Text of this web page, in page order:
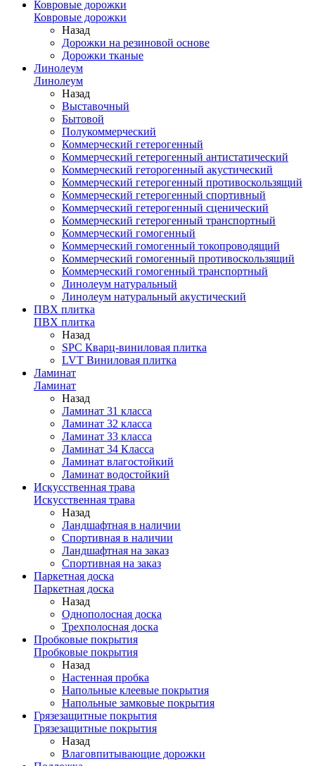
Ковровые дорожки
Ковровые дорожки
Назад
Дорожки на резиновой основе
Дорожки тканые
Линолеум
Линолеум
Назад
Выставочный
Бытовой
Полукоммерческий
Коммерческий гетерогенный
Коммерческий гетерогенный антистатический
Коммерческий геторогенный акустический
Коммерческий гетерогенный противоскользящий
Коммерческий гетерогенный спортивный
Коммерческий гетерогенный сценический
Коммерческий гетерогенный транспортный
Коммерческий гомогенный
Коммерческий гомогенный токопроводящий
Коммерческий гомогенный противоскользящий
Коммерческий гомогенный транспортный
Линолеум натуральный
Линолеум натуральный акустический
ПВХ плитка
ПВХ плитка
Назад
SPC Кварц-виниловая плитка
LVT Виниловая плитка
Ламинат
Ламинат
Назад
Ламинат 31 класса
Ламинат 32 класса
Ламинат 33 класса
Ламинат 34 Класса
Ламинат влагостойкий
Ламинат водостойкий
Искусственная трава
Искусственная трава
Назад
Ландшафтная в наличии
Спортивная в наличии
Ландшафтная на заказ
Спортивная на заказ
Паркетная доска
Паркетная доска
Назад
Однополосная доска
Трехполосная доска
Пробковые покрытия
Пробковые покрытия
Назад
Настенная пробка
Напольные клеевые покрытия
Напольные замковые покрытия
Грязезащитные покрытия
Грязезащитные покрытия
Назад
Влаговпитывающие дорожки